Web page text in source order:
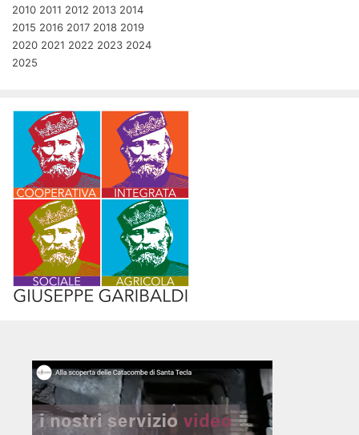
2010 2011 2012 2013 2014
2015 2016 2017 2018 2019
2020 2021 2022 2023 2024
2025